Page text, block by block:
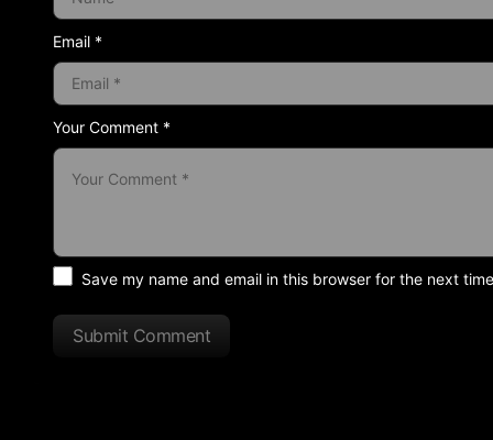
Your Comment *
Email *
Save my name and email in this browser for the next
Submit Comment